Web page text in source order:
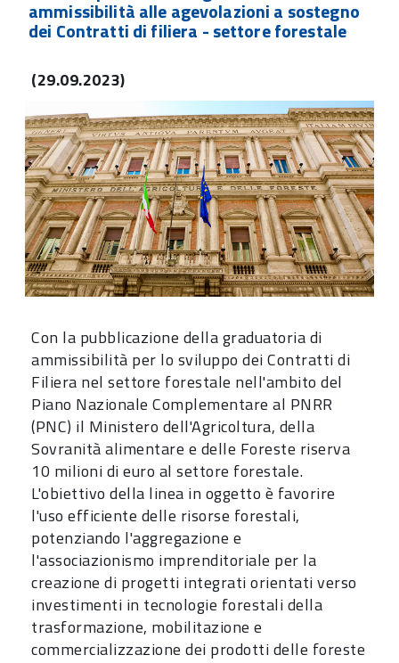
ammissibilità alle agevolazioni a sostegno
dei Contratti di filiera - settore forestale
(29.09.2023)
Con la pubblicazione della graduatoria di
ammissibilità per lo sviluppo dei Contratti di
Filiera nel settore forestale nell'ambito del
Piano Nazionale Complementare al PNRR
(PNC) il Ministero dell'Agricoltura, della
Sovranità alimentare e delle Foreste riserva
10 milioni di euro al settore forestale.
L'obiettivo della linea in oggetto è favorire
l'uso efficiente delle risorse forestali,
potenziando l'aggregazione e
l'associazionismo imprenditoriale per la
creazione di progetti integrati orientati verso
investimenti in tecnologie forestali della
trasformazione, mobilitazione e
commercializzazione dei prodotti delle foreste